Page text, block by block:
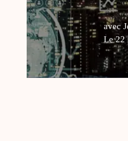
avec
Le 22